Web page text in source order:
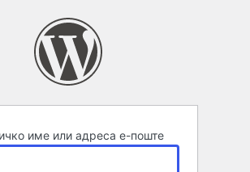
име или адреса е-поште